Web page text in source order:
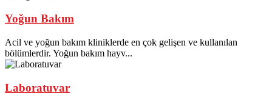
Yoğun Bakım
Acil ve yoğun bakım kliniklerde en çok gelişen ve kullanılan
bölümlerdir. Yoğun bakım hayv...
Laboratuvar